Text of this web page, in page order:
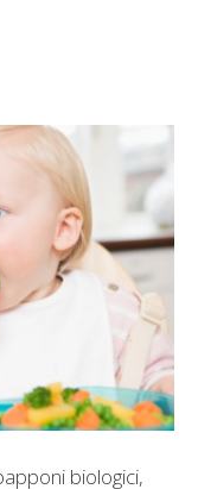
biologici,